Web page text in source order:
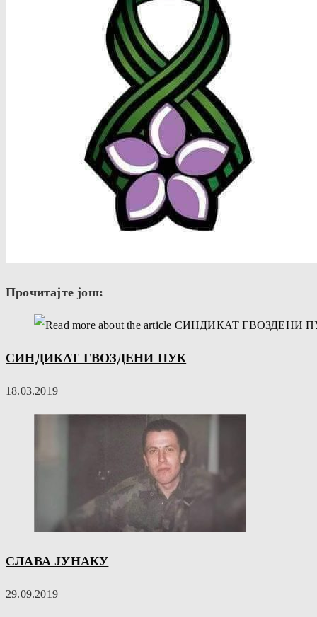
Прочитајте још:
СИНДИКАТ ГВОЗДЕНИ ПУК
18.03.2019
СЛАВА ЈУНАКУ
29.09.2019